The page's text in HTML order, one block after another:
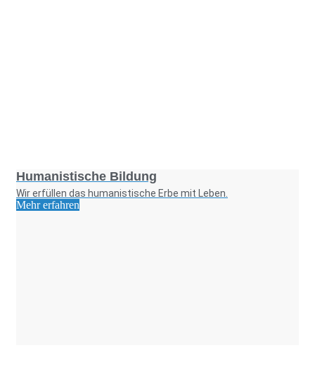
Humanistische Bildung
Wir erfüllen das humanistische Erbe mit Leben.
Mehr erfahren